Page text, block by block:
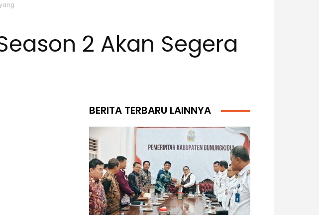
2 Akan Segera
BERITA TERBARU LAINNYA